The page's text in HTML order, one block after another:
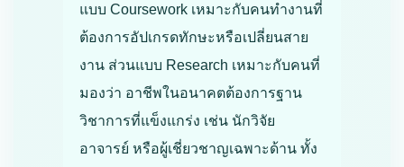
แบบ Coursework เหมาะกับคนทำงานที่
ต้องการอัปเกรดทักษะหรือเปลี่ยนสาย
งาน ส่วนแบบ Research เหมาะกับคนที่
มองว่า อาชีพในอนาคตต้องการฐาน
วิชาการที่แข็งแกร่ง เช่น นักวิจัย
อาจารย์ หรือผู้เชี่ยวชาญเฉพาะด้าน ทั้ง